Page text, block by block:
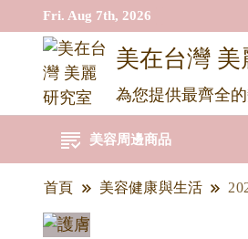
Fri. Aug 7th, 2026
美在台灣 美
為您提供最齊全
美容周邊商品
首頁 美容健康與生活